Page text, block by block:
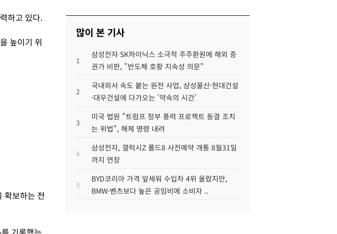
하고 있다.
높이기 위
확보하는 전
많이 본 기사
1
삼성전자 SK하이닉스 소극적 주주환원에 해외 증
권가 비판, "반도체 호황 지속성 의문"
2
국내외서 속도 붙는 원전 사업, 삼성물산·현대건설
·대우건설에 다가오는 '약속의 시간'
3
미국 법원 "트럼프 정부 풍력 프로젝트 동결 조치
는 위법", 해제 명령 내려
4
삼성전자, 갤럭시Z 폴드8 사전예약 개통 8월31일
까지 연장
5
BYD코리아 가격 앞세워 수입차 4위 올랐지만,
BMW·벤츠보다 높은 공임비에 소비자 ..